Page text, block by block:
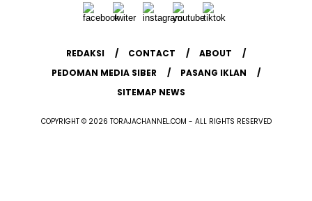
REDAKSI CONTACT
ABOUT
PEDOMAN MEDIA SIBER
PASANG IKLAN
SITEMAP NEWS
COPYRIGHT © 2026 TORAJACHANNEL.COM - ALL RIGHTS RESERVED